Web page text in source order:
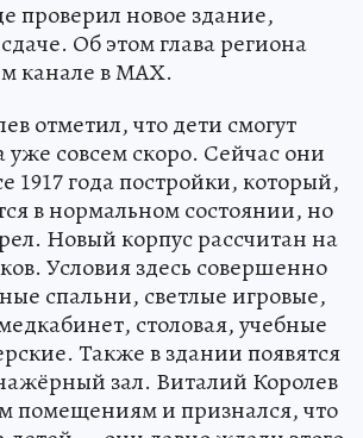
проверил новое здание,
Об этом глава региона
канале в МАХ.
отметил, что дети смогут
уже совсем скоро. Сейчас они
1917 года постройки, который,
в нормальном состоянии, но
Новый корпус рассчитан на
Условия здесь совершенно
спальни, светлые игровые,
столовая, учебные
Также в здании появятся
зал. Виталий Королев
помещениям и признался, что